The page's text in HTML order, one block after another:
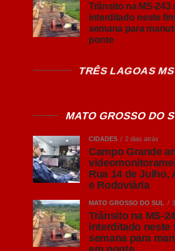
Trânsito na MS-243
interditado neste
semana para
ponte
TRÊS LAGOAS MS
MATO GROSSO DO
CIDADES 2 dias atrás
Campo Grande
Rua 14 de Julho,
e Rodoviária
MATO GROSSO DO SUL
Trânsito na MS-
interditado neste
semana para